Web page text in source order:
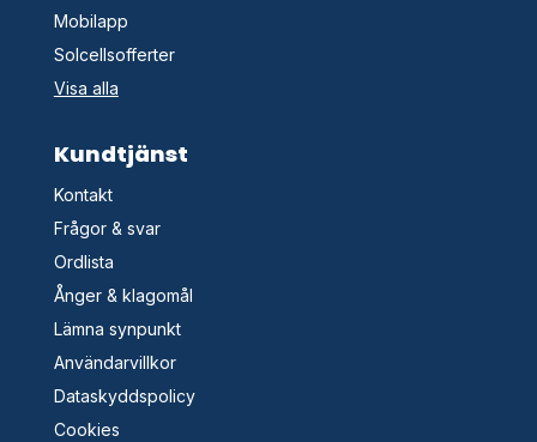
Mobilapp
Solcellsofferter
Visa alla
Kundtjänst
Kontakt
Frågor & svar
Ordlista
Ånger & klagomål
Lämna synpunkt
Användarvillkor
Dataskyddspolicy
Cookies